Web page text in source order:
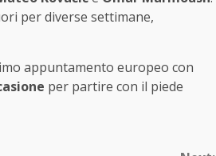
per diverse settimane,
appuntamento europeo con
per partire con il piede